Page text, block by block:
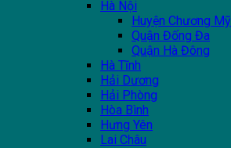
Hà Nội
Huyện Chương Mỹ
Quận Đống Đa
Quận Hà Đông
Hà Tĩnh
Hải Dương
Hải Phòng
Hòa Bình
Hưng Yên
Lai Châu